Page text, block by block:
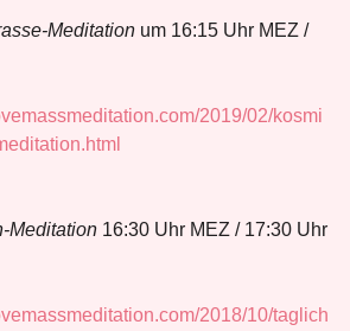
Meditation um 16:15 Uhr MEZ /
2019/02/kosmi
Meditation 16:30 Uhr MEZ / 17:30 Uhr
2018/10/taglich